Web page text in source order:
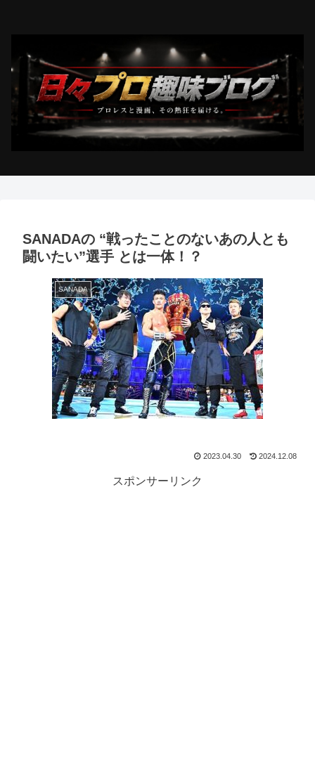
SANADAの “戦ったことのないあの人とも
闘いたい”選手 とは一体！？
SANADA
2023.04.30 2024.12.08
スポンサーリンク